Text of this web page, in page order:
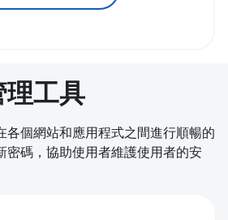
工具
各個網站和應用程式之間進行順暢的
密碼，協助使用者維護使用者的安